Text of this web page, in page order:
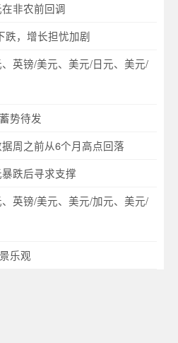
非农前回调
跌，增长担忧加剧
英镑/美元、美元/日元、美元/
势待发
周之前从6个月高点回落
跌后寻求支撑
英镑/美元、美元/加元、美元/
乐观